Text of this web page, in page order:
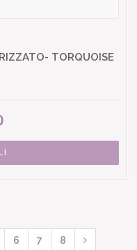
TORQUOISE
6 7 8